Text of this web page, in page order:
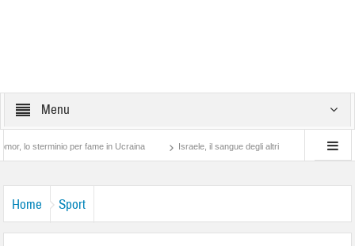
Menu
per fame in Ucraina Israele, il sangue degli altri Lotta di classe… tra
Home Sport